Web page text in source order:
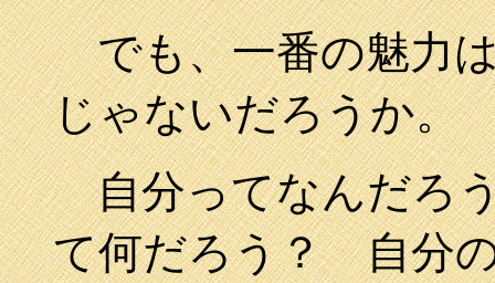
でも、一番の魅力
じゃないだろうか。
自分ってなんだろ
て何だろう？ 自分